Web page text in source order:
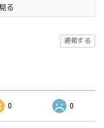
る
通報する
0 0